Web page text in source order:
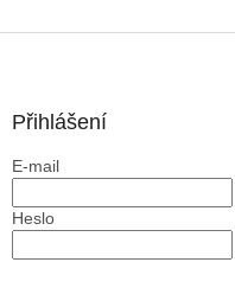
Přihlášení
E-mail
Heslo